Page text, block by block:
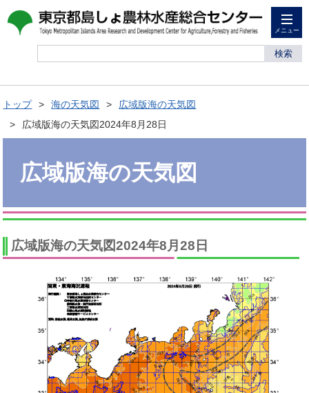
メニュー
検索
トップ 海の天気図
広域版海の天気図
広域版海の天気図2024年8月28日
広域版海の天気図
広域版海の天気図2024年8月28日